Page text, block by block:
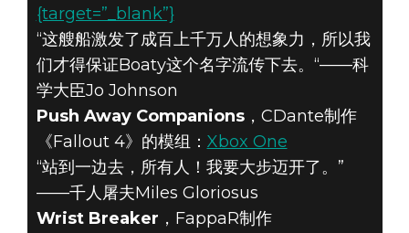
{target=”_blank”}
“这艘船激发了成百上千万人的想象力，所以我
们才得保证Boaty这个名字流传下去。“——科
学大臣Jo Johnson
Push Away Companions，CDante制作
《Fallout 4》的模组： Xbox One
“站到一边去，所有人！我要大步迈开了。”
——千人屠夫Miles Gloriosus
Wrist Breaker ，FappaR制作